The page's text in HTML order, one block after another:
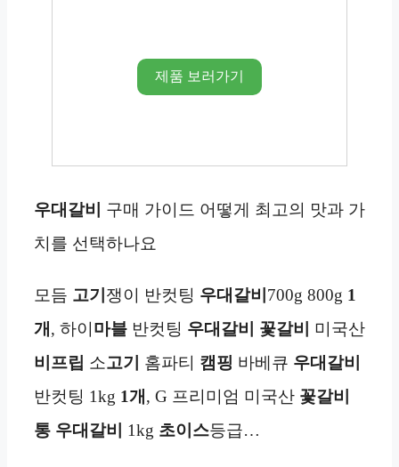
제품 보러가기
우대갈비
구매 가이드 어떻게 최고의 맛과 가
치를 선택하나요
모듬 고기 쟁이 반컷팅 우대갈비 700g 800g 1
개 , 하이마블 반컷팅 우대갈비 꽃갈비
미국산
비프립 소고기 홈파티 캠핑 바베큐 우대갈비
반컷팅 1kg 1개 , G 프리미엄 미국산 꽃갈비
통 우대갈비
1kg 초이스등급…